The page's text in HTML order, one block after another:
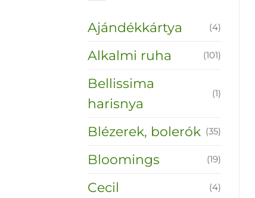
Ajándékkártya (4)
Alkalmi ruha (101)
Bellissima
harisnya
(1)
Blézerek, bolerók (35)
Bloomings (19)
Cecil (4)